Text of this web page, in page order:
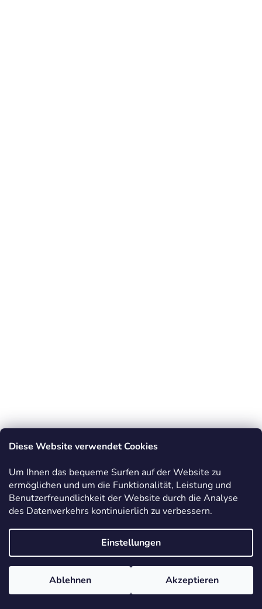
Diese Website verwendet Cookies
Um Ihnen das bequeme Surfen auf der Website zu
ermöglichen und um die Funktionalität, Leistung und
Benutzerfreundlichkeit der Website durch die Analyse
des Datenverkehrs kontinuierlich zu verbessern.
Einstellungen
Ablehnen Akzeptieren